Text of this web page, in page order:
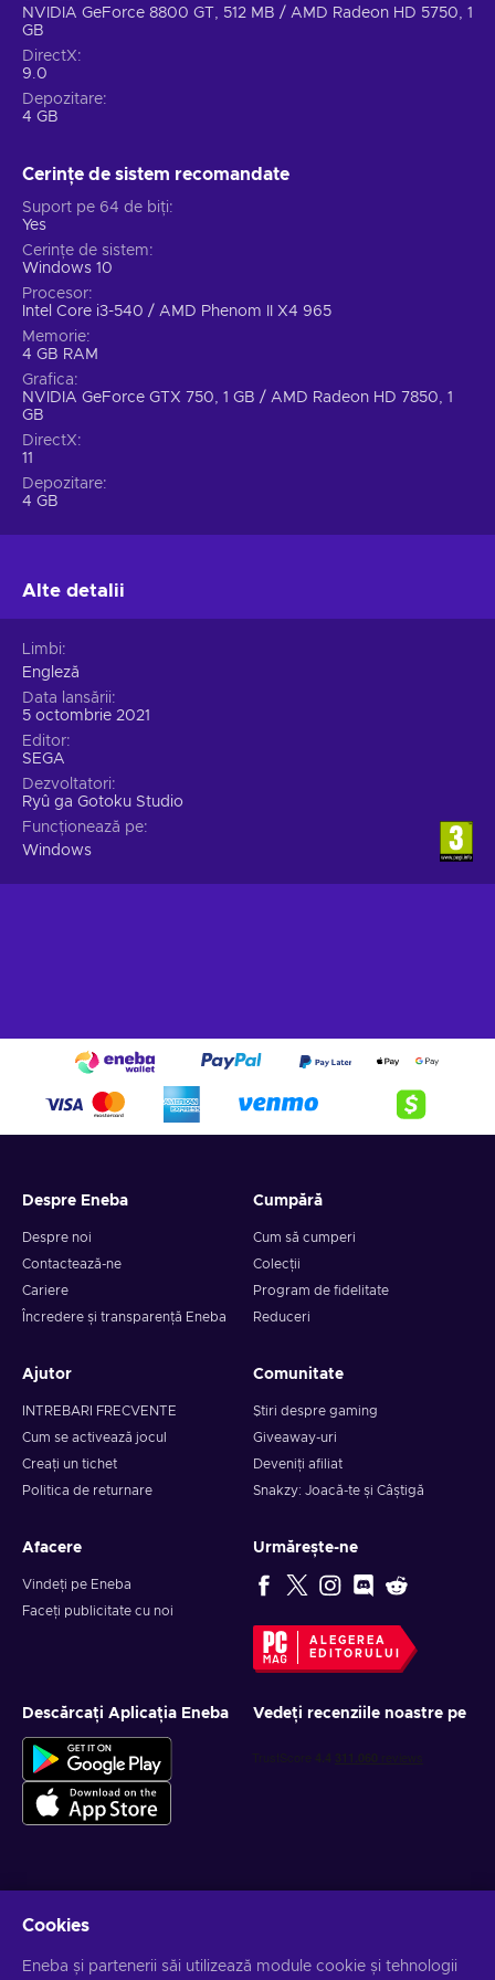
interesting by online leaderboards that allow you to compete
with friends all over the world or even to try to become the
best Banana Mania player on the planet!
NVIDIA GeForce 8800 GT, 512 MB / AMD Radeon HD 5750, 1
GB
DirectX
9.0
Depozitare
4 GB
Cerințe de sistem recomandate
Suport pe 64 de biți
Yes
Cerințe de sistem
Windows 10
Procesor
Intel Core i3-540 / AMD Phenom II X4 965
Memorie
4 GB RAM
Grafica
NVIDIA GeForce GTX 750, 1 GB / AMD Radeon HD 7850, 1
GB
DirectX
11
Depozitare
4 GB
Alte detalii
Limbi
Engleză
Data lansării
5 octombrie 2021
Editor
SEGA
Dezvoltatori
Ryû ga Gotoku Studio
Funcționează pe
Windows
Despre Eneba
Despre noi
Contactează-ne
Cariere
Încredere și transparență Eneba
Cumpără
Cum să cumperi
Colecții
Program de fidelitate
Reduceri
Ajutor
INTREBARI FRECVENTE
Cum se activează jocul
Creați un tichet
Politica de returnare
Comunitate
Știri despre gaming
Giveaway-uri
Deveniți afiliat
Snakzy: Joacă-te și Câștigă
Afacere
Vindeți pe Eneba
Faceți publicitate cu noi
Urmărește-ne
ALEGEREA
EDITORULUI
Descărcați Aplicația Eneba Vedeți recenziile noastre pe
Cookies
Eneba și partenerii săi utilizează module cookie și tehnologii